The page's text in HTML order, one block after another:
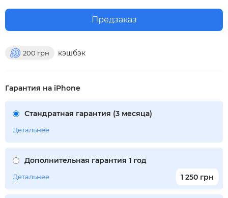
Предзаказ
200 грн кэшбэк
Гарантия на iPhone
Стандратная гарантия (3 месяца)
Детальнее
Дополнительная гарантия 1 год
1 250 грн
Детальнее